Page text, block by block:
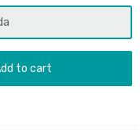
to cart